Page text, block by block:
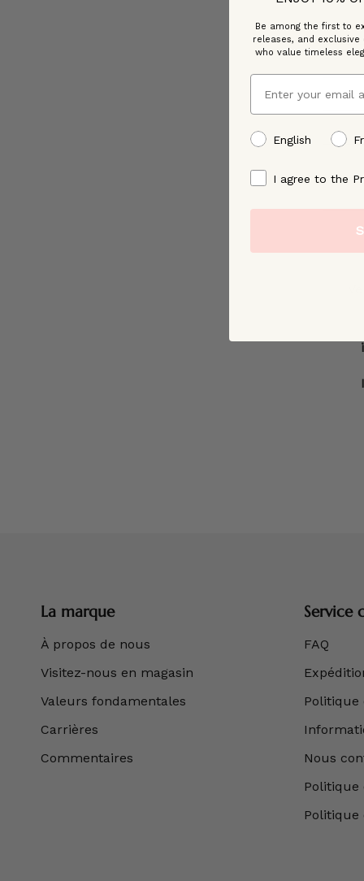
La marque
À propos de nous
Visitez-nous en magasin
Valeurs fondamentales
Carrières
Commentaires
Service
FAQ
Politique
Nous
Politique
Politique
Be among the first to
releases, and
who value timeless
Email
preffered language
English
By signing up, you
I agree to the